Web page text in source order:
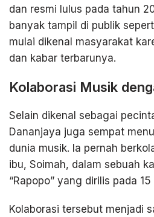
dan resmi lulus pada tahun
banyak tampil di publik
mulai dikenal masyarakat
dan kabar terbarunya.
Kolaborasi Musik
Selain dikenal sebagai
Dananjaya juga sempat
dunia musik. Ia pernah
ibu, Soimah, dalam sebuah
“Rapopo” yang dirilis pada
Kolaborasi tersebut menjadi